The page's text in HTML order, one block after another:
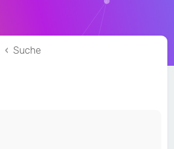
Suche